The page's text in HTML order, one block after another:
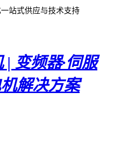
站式供应与技术支持
| 变频器·伺服
机解决方案